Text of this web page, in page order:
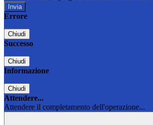
Errore
Chiudi
Successo
Chiudi
Informazione
Chiudi
Attendere...
Attendere il completamento dell'operazione...